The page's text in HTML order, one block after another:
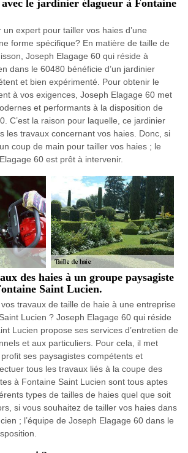
le jardinier élagueur à Fontaine
expert pour tailler vos haies d’une
forme spécifique? En matière de taille de
Joseph Elagage 60 qui réside à
dans le 60480 bénéficie d’un jardinier
et bien expérimenté. Pour obtenir le
à vos exigences, Joseph Elagage 60 met
et performants à la disposition de
C’est la raison pour laquelle, ce jardinier
les travaux concernant vos haies. Donc, si
coup de main pour tailler vos haies ; le
60 est prêt à intervenir.
des haies à un groupe paysagiste
Saint Lucien.
travaux de taille de haie à une entreprise
Lucien ? Joseph Elagage 60 qui réside
Lucien propose ses services d’entretien de
et aux particuliers. Pour cela, il met
ses paysagistes compétents et
tous les travaux liés à la coupe des
à Fontaine Saint Lucien sont tous aptes
types de tailles de haies quel que soit
si vous souhaitez de tailler vos haies dans
; l’équipe de Joseph Elagage 60 dans le